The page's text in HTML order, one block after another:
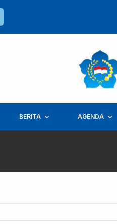
BERITA AGENDA